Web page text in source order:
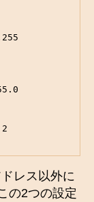
レス以外に
の2つの設定